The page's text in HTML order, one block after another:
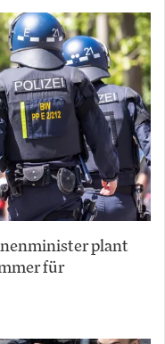
plant
für